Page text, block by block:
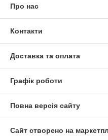
Про нас
Контакти
Доставка та оплата
Графік роботи
Повна версія сайту
Сайт створено на